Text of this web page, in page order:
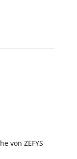
von ZEFYS